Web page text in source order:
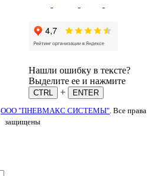
Нашли ошибку в тексте?
Выделите ее и нажмите
CTRL +
ENTER
ООО "ПНЕВМАКС СИСТЕМЫ" . Все права
защищены